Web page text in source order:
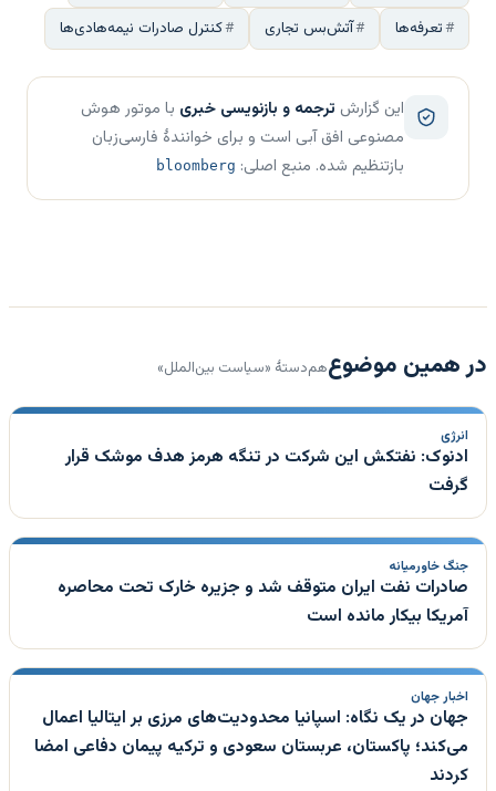
تعرفه‌ها
آتش‌بس تجاری کنترل صادرات نیمه‌هادی‌ها
این گزارش ترجمه و بازنویسی خبری با موتور هوش
مصنوعی افق آبی است و برای خوانندهٔ فارسی‌زبان
بازتنظیم شده. منبع اصلی: bloomberg
در همین موضوعهم‌دستهٔ «سیاست بین‌الملل»
انرژی
ادنوک: نفتکش این شرکت در تنگه هرمز هدف موشک قرار
گرفت
جنگ خاورمیانه
صادرات نفت ایران متوقف شد و جزیره خارک تحت محاصره
آمریکا بیکار مانده است
اخبار جهان
جهان در یک نگاه: اسپانیا محدودیت‌های مرزی بر ایتالیا اعمال
می‌کند؛ پاکستان، عربستان سعودی و ترکیه پیمان دفاعی امضا
کردند